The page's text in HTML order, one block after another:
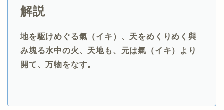
解説
地を駆けめぐる氣（イキ）、天をめくりめく與
み塊る水中の火、天地も、元は氣（イキ）より
開て、万物をなす。